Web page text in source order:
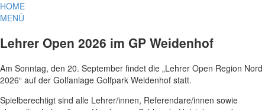
HOME
MENÜ
Lehrer Open 2026 im GP Weidenhof
Am Sonntag, den 20. September findet die „Lehrer Open Region Nord
2026“ auf der Golfanlage Golfpark Weidenhof statt.
Spielberechtigt sind alle Lehrer/innen, Referendare/innen sowie